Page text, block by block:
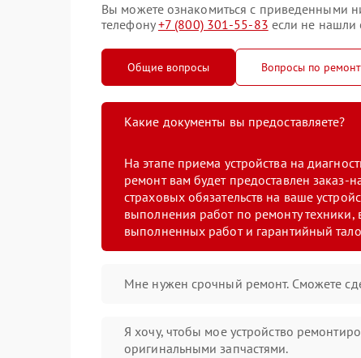
Вы можете ознакомиться с приведенными
телефону+7 (800) 301-55-83 если не нашли
Общие вопросы Вопросы по
Какие документы вы предоставляете?
На этапе приема устройства на
ремонт вам будет предоставлен заказ-
страховых обязательств на ваше
выполнения работ по ремонту техники,
выполненных работ и гарантийный
Мне нужен срочный ремонт. Сможете
Я хочу, чтобы мое устройство
оригинальными запчастями.